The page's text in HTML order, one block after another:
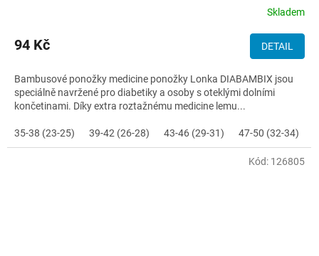
Skladem
94 Kč DETAIL
Bambusové ponožky medicine ponožky Lonka DIABAMBIX jsou
speciálně navržené pro diabetiky a osoby s oteklými dolními
končetinami. Díky extra roztažnému medicine lemu...
35-38 (23-25) 39-42 (26-28) 43-46 (29-31) 47-50 (32-34)
Kód: 126805